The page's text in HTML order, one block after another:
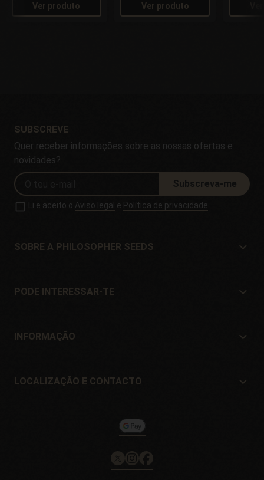
Ver produto Ver produto
SUBSCREVE
Quer receber informações sobre as nossas ofertas e
novidades?
Subscreva-me
Li e aceito o Aviso legal e Política de privacidade
SOBRE A PHILOSOPHER SEEDS
Localização e Contacto
PODE INTERESSAR-TE
Ofertas
INFORMAÇÃO
Garantia e devoluções
LOCALIZAÇÃO E CONTACTO
Pol. Industrial Pont del Príncep
Email: info@philosopherseeds.com